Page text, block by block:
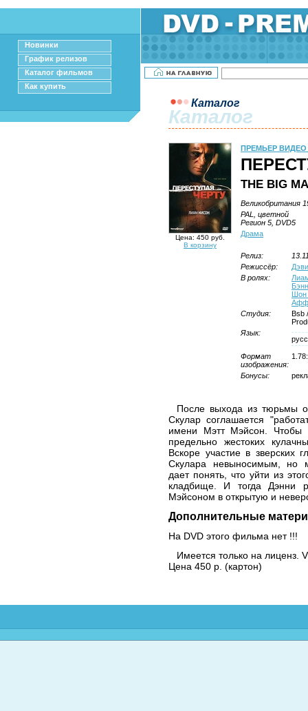
Новинки
График релизов
Каталог фильмов
Как купить
Каталог
Каталог
Цена: 450 руб.
В корзину
ПРЕМЬЕР
THE BIG
Великобритания
PAL, цветной
Регион 5, DVD5
Драма
Релиз:
Режиссёр:
В ролях:
Шон
Студия:
Bsb
Язык:
Формат
изображения:
Бонусы:
После выхода из тюрьмы
Скулар соглашается
имени Мэтт Мэйсон. Чтобы
предельно жестоких
Вскоре участие в зверских
Скулара невыносимым, но
дает понять, что уйти из
кладбище. И тогда Дэнни
Мэйсоном в открытую и
Дополнительные
На DVD этого фильма нет !!!
Имеется только на лиценз.
Цена 450 р. (картон)